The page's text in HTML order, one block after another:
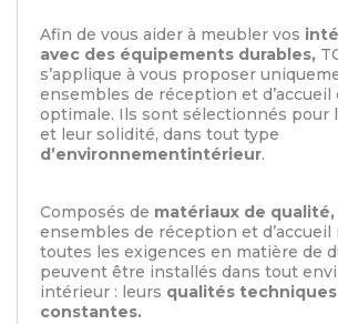
Afin de vous aider à meubler vos
avec des équipements durables,
s’applique à vous proposer
ensembles de réception et d’accueil
optimale. Ils sont sélectionnés pour
et leur solidité, dans tout type
d’environnementintérieur.
Composés de matériaux de qualité,
ensembles de réception et
toutes les exigences en matière de
peuvent être installés dans tout
intérieur : leurs qualités
constantes.